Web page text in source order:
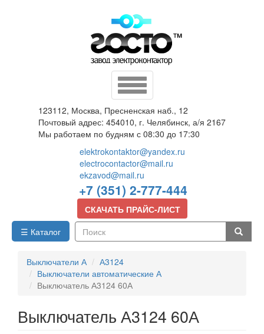
Toggle
navigation
123112, Москва, Пресненская наб., 12
Почтовый адрес: 454010, г. Челябинск, а/я 2167
Мы работаем по будням с 08:30 до 17:30
elektrokontaktor@yandex.ru
electrocontactor@mail.ru
ekzavod@mail.ru
+7 (351) 2-777-444
СКАЧАТЬ ПРАЙС-ЛИСТ
☰ Каталог
Выключатели А
А3124
Выключатели автоматические А
Выключатель А3124 60А
Выключатель А3124 60А